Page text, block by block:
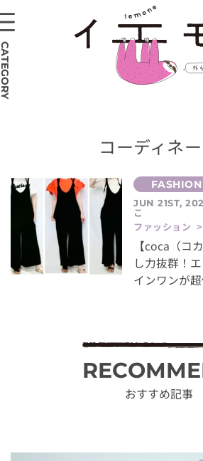
コーディネ
JUN 21ST,
こ
ファッション
【coca（コ
し力抜群！
インワンが
おすすめ記事